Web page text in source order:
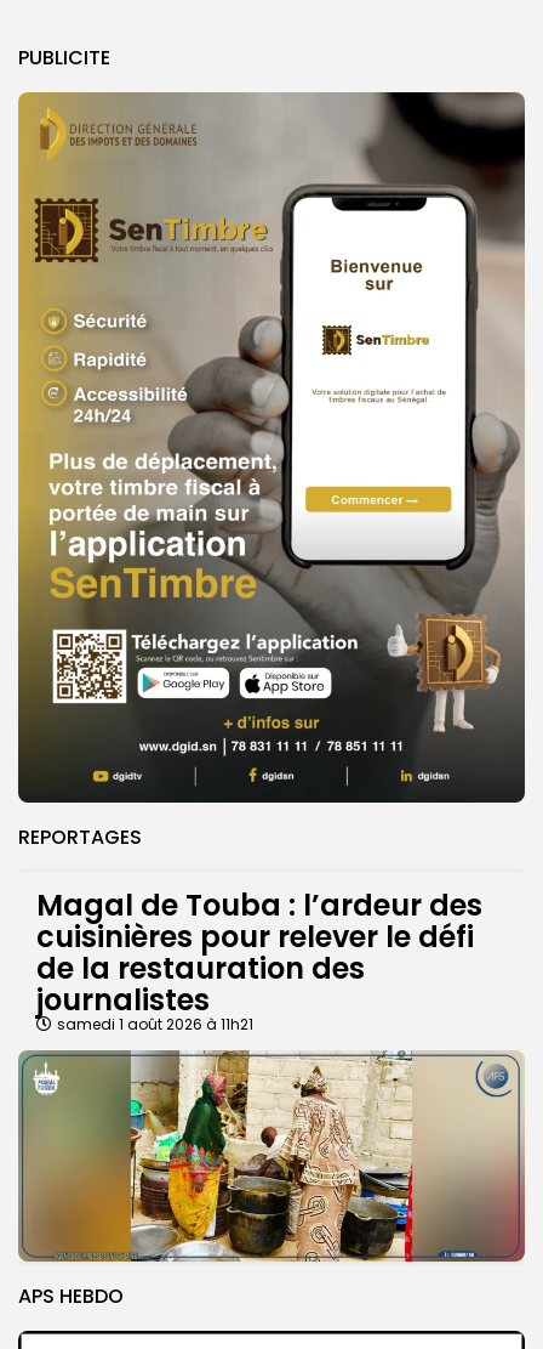
PUBLICITE
REPORTAGES
Magal de Touba : l’ardeur des
cuisinières pour relever le défi
de la restauration des
journalistes
samedi 1 août 2026 à 11h21
APS HEBDO